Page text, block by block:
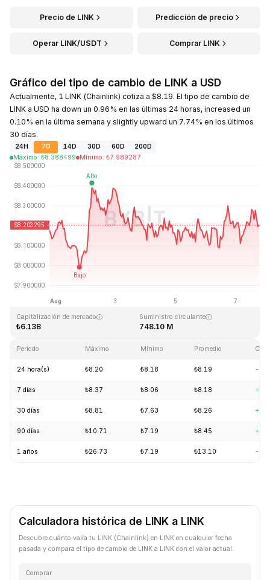
Precio de LINK Predicción de precio
Operar LINK/USDT Comprar LINK
Gráfico del tipo de cambio de LINK a USD
Actualmente, 1 LINK (Chainlink) cotiza a $8.19. El tipo de cambio de
LINK a USD ha down un 0.96% en las últimas 24 horas, increased un
0.10% en la última semana y slightly upward un 7.74% en los últimos
30 días.
24H 7D 14D 30D 60D
200D
Máximo: ₺8.388499 Mínimo: ₺7.989287
Última actualización: 2026-08-07, 18:36 GMT+0
Máximo histórico
₺0.148183
Capitalización de mercado
₺6.13B
Suministro circulante
748.10 M
Período Máximo Mínimo Promedio
24 hora(s) ₺8.20 ₺8.18 ₺8.19 -
7 días ₺8.37 ₺8.06 ₺8.18
30 días ₺8.81 ₺7.63 ₺8.26
90 días ₺10.71 ₺7.19 ₺8.45
1 años ₺26.73 ₺7.19 ₺13.10 -
Calculadora histórica de LINK a LINK
Descubre cuánto valía tu LINK (Chainlink) en LINK en cualquier fecha
pasada y compara el tipo de cambio de LINK a LINK con el valor actual.
Comprar